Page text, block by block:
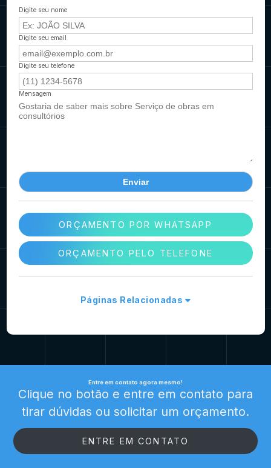
Digite seu nome
Digite seu email
Digite seu telefone
Mensagem
ORÇAMENTO POR WHATSAPP
ORÇAMENTO PELO TELEFONE
Páginas Relacionadas
Entre em contato agora mesmo!
Clique no botão e entre em contato para
tirar dúvidas ou solicitar um orçamento.
ENTRE EM CONTATO